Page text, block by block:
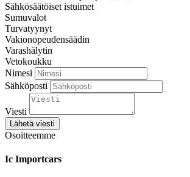
Sähkösäätöiset istuimet
Sumuvalot
Turvatyynyt
Vakionopeudensäädin
Varashälytin
Vetokoukku
Nimesi
Sähköposti
Viesti
Lähetä viesti
Osoitteemme
Ic Importcars